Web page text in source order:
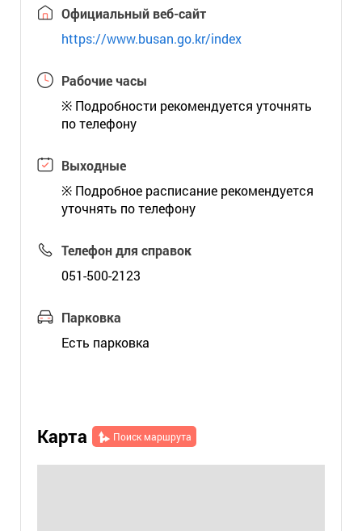
Официальный веб-сайт
https://www.busan.go.kr/index
Рабочие часы
※ Подробности рекомендуется уточнять
по телефону
Выходные
※ Подробное расписание рекомендуется
уточнять по телефону
Телефон для справок
051-500-2123
Парковка
Есть парковка
Карта Поиск маршрута